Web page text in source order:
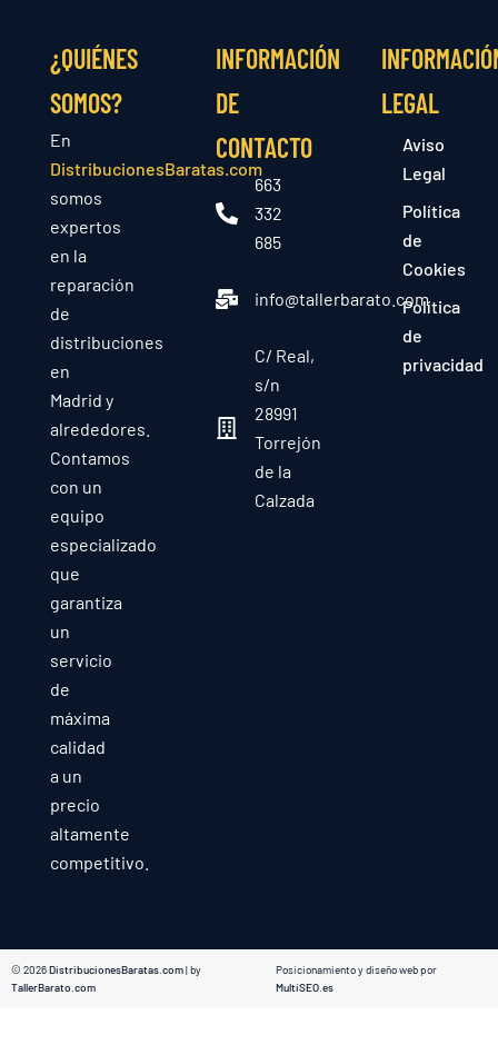
¿QUIÉNES
SOMOS?
En
DistribucionesBaratas.com
somos
expertos
en la
reparación
de
distribuciones
en
Madrid y
alrededores.
Contamos
con un
equipo
especializado
que
garantiza
un
servicio
de
máxima
calidad
a un
precio
altamente
competitivo.
INFORMACIÓN
DE
CONTACTO
663
332
685
info@tallerbarato.com
C/ Real,
s/n
28991
Torrejón
de la
Calzada
LEGAL
Aviso
Legal
Política
de
Cookies
Política
de
privacidad
© 2026DistribucionesBaratas.com| by
TallerBarato.com
Posicionamiento y diseño web por
MultiSEO.es